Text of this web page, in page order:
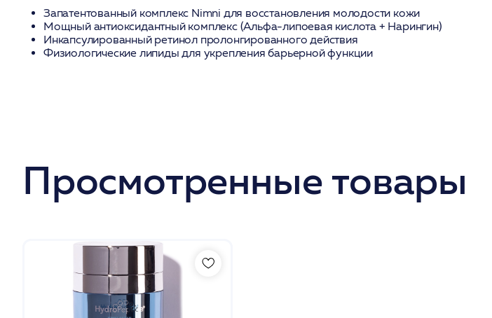
Запатентованный комплекс Nimni для восстановления молодости кожи
Мощный антиоксидантный комплекс (Альфа-липоевая кислота + Нарингин)
Инкапсулированный ретинол пролонгированного действия
Физиологические липиды для укрепления барьерной функции
Просмотренные товары